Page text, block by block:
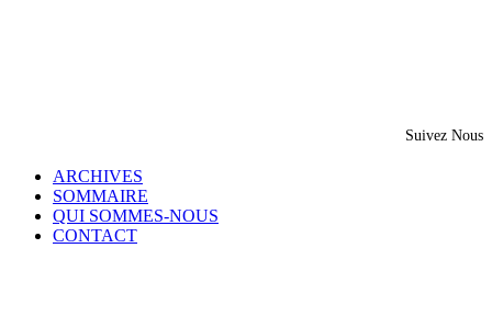
Suivez Nous
ARCHIVES
SOMMAIRE
QUI SOMMES-NOUS
CONTACT